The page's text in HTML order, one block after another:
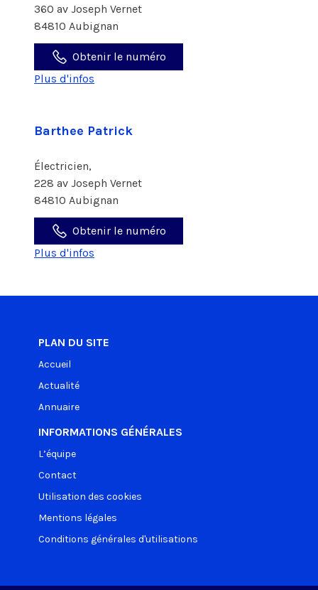
360 av Joseph Vernet
84810 Aubignan
Obtenir le numéro
Plus d'infos
Barthee Patrick
Électricien,
228 av Joseph Vernet
84810 Aubignan
Obtenir le numéro
Plus d'infos
PLAN DU SITE
Accueil
Actualité
Annuaire
INFORMATIONS GÉNÉRALES
L’équipe
Contact
Utilisation des cookies
Mentions légales
Conditions générales d'utilisations